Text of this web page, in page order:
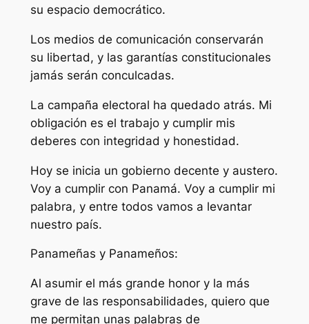
su espacio democrático.
Los medios de comunicación conservarán
su libertad, y las garantías constitucionales
jamás serán conculcadas.
La campaña electoral ha quedado atrás. Mi
obligación es el trabajo y cumplir mis
deberes con integridad y honestidad.
Hoy se inicia un gobierno decente y austero.
Voy a cumplir con Panamá. Voy a cumplir mi
palabra, y entre todos vamos a levantar
nuestro país.
Panameñas y Panameños:
Al asumir el más grande honor y la más
grave de las responsabilidades, quiero que
me permitan unas palabras de